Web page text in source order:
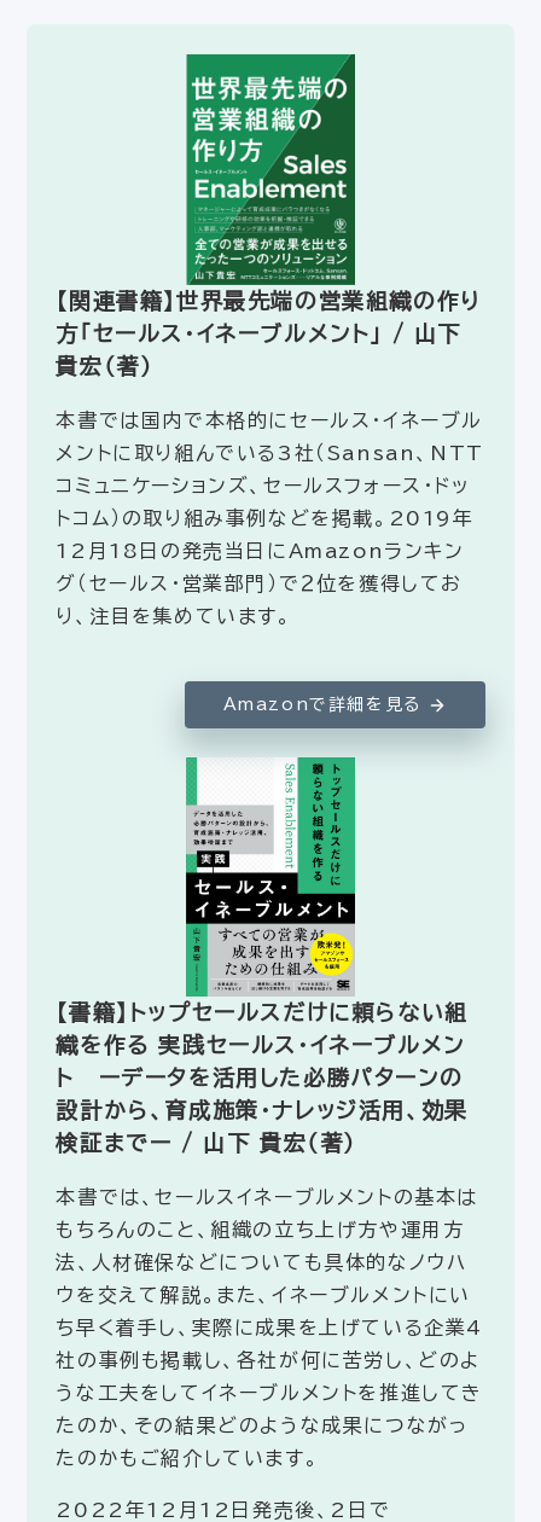
【関連書籍】世界最先端の営業組織の作り
方「セールス・イネーブルメント」 / 山下
貴宏（著）
本書では国内で本格的にセールス・イネーブル
メントに取り組んでいる3社（Sansan、NTT
コミュニケーションズ、セールスフォース・ドッ
トコム）の取り組み事例などを掲載。2019年
12月18日の発売当日にAmazonランキン
グ（セールス・営業部門）で２位を獲得してお
り、注目を集めています。
Amazonで詳細を見る
【書籍】トップセールスだけに頼らない組
織を作る 実践セールス・イネーブルメン
ト ーデータを活用した必勝パターンの
設計から、育成施策・ナレッジ活用、効果
検証までー / 山下 貴宏（著）
本書では、セールスイネーブルメントの基本は
もちろんのこと、組織の立ち上げ方や運用方
法、人材確保などについても具体的なノウハ
ウを交えて解説。また、イネーブルメントにい
ち早く着手し、実際に成果を上げている企業4
社の事例も掲載し、各社が何に苦労し、どのよ
うな工夫をしてイネーブルメントを推進してき
たのか、その結果どのような成果につながっ
たのかもご紹介しています。
2022年12月12日発売後、2日で